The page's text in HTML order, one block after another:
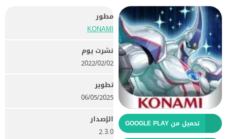
تحميل من GOOGLE PLAY
مطور
KONAMI‏
نشرت يوم
02‏/02‏/2022
تطوير
06/05/2025
الإصدار
2.3.0